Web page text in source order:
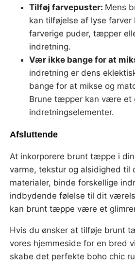
Tilføj farvepuster: Mens
kan tilføjelse af lyse
farverige puder, tæpper
indretning.
Vær ikke bange for at
indretning er dens
bange for at mikse og
Brune tæpper kan være et
indretningselementer.
Afsluttende
At inkorporere brunt tæppe i
varme, tekstur og alsidighed til
materialer, binde forskellige
indbydende følelse til dit
kan brunt tæppe være et
Hvis du ønsker at tilføje brunt
vores hjemmeside for en bred
skabe det perfekte boho chic